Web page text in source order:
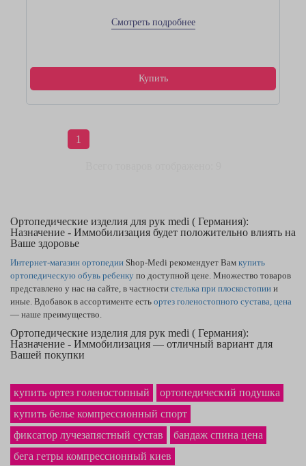
Смотреть подробнее
Купить
1
Ортопедические изделия для рук medi ( Германия):
Назначение - Иммобилизация будет положительно влиять на
Ваше здоровье
Интернет-магазин ортопедии Shop-Medi рекомендует Вам купить
ортопедическую обувь ребенку по доступной цене. Множество товаров
представлено у нас на сайте, в частности стелька при плоскостопии и
иные. Вдобавок в ассортименте есть ортез голеностопного сустава, цена
— наше преимущество.
Ортопедические изделия для рук medi ( Германия):
Назначение - Иммобилизация — отличный вариант для
Вашей покупки
сиденья— Вы на правильном пути. Широкий выбор нашего сайта
включает товары, какбелье после маммопластики — купитьполучится,
оставив заявку. В нашем магазине ортопедии наилучшая по рынку
на ортопедические стелькив Славянске и по остальным городам.
Фирменный шейный воротниклегко станет покупкой, которой Вы будете
рады.
купить ортез голеностопный
ортопедический подушка
купить белье компрессионный спорт
фиксатор лучезапястный сустав
бандаж спина цена
бега гетры компрессионный киев